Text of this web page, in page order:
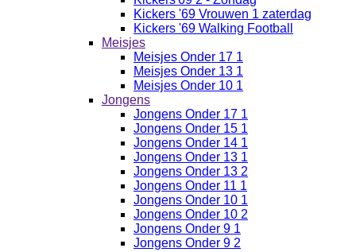
Kickers '69 Vrouwen 1 zaterdag
Kickers '69 Walking Football
Meisjes
Meisjes Onder 17 1
Meisjes Onder 13 1
Meisjes Onder 10 1
Jongens
Jongens Onder 17 1
Jongens Onder 15 1
Jongens Onder 14 1
Jongens Onder 13 1
Jongens Onder 13 2
Jongens Onder 11 1
Jongens Onder 10 1
Jongens Onder 10 2
Jongens Onder 9 1
Jongens Onder 9 2